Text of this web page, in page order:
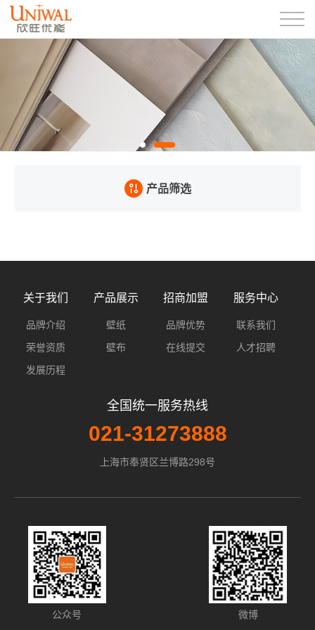
产品筛选
关于我们
品牌介绍
荣誉资质
发展历程
产品展示
壁纸
壁布
招商加盟
品牌优势
在线提交
服务中心
联系我们
人才招聘
全国统一服务热线
021-31273888
上海市奉贤区兰博路298号
公众号 微博